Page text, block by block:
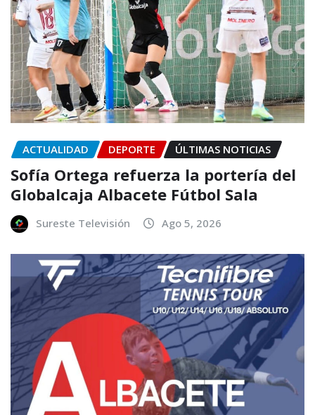
ACTUALIDAD DEPORTE ÚLTIMAS NOTICIAS
Sofía Ortega refuerza la portería del
Globalcaja Albacete Fútbol Sala
Sureste Televisión Ago 5, 2026